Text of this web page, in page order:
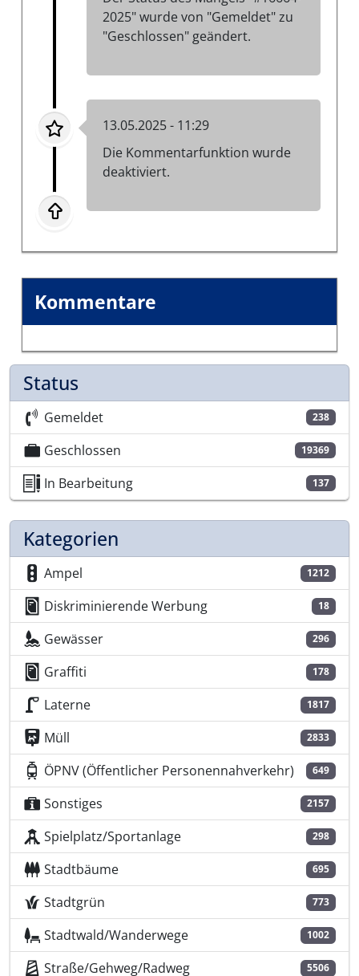
2025" wurde von "Gemeldet" zu
"Geschlossen" geändert.
13.05.2025 - 11:29
Die Kommentarfunktion wurde
deaktiviert.
Kommentare
Status
Gemeldet 238
Geschlossen 19369
In Bearbeitung 137
Kategorien
Ampel 1212
Diskriminierende Werbung 18
Gewässer 296
Graffiti 178
Laterne 1817
Müll 2833
ÖPNV (Öffentlicher Personennahverkehr) 649
Sonstiges 2157
Spielplatz/Sportanlage 298
Stadtbäume 695
Stadtgrün 773
Stadtwald/Wanderwege 1002
Straße/Gehweg/Radweg 5506